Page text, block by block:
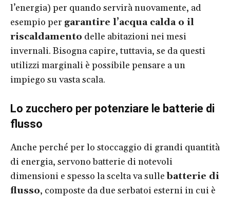
l’energia) per quando servirà nuovamente, ad
esempio per garantire l’acqua calda o il
riscaldamento delle abitazioni nei mesi
invernali. Bisogna capire, tuttavia, se da questi
utilizzi marginali è possibile pensare a un
impiego su vasta scala.
Lo zucchero per potenziare le batterie di
flusso
Anche perché per lo stoccaggio di grandi quantità
di energia, servono batterie di notevoli
dimensioni e spesso la scelta va sullebatterie di
flusso, composte da due serbatoi esterni in cui è